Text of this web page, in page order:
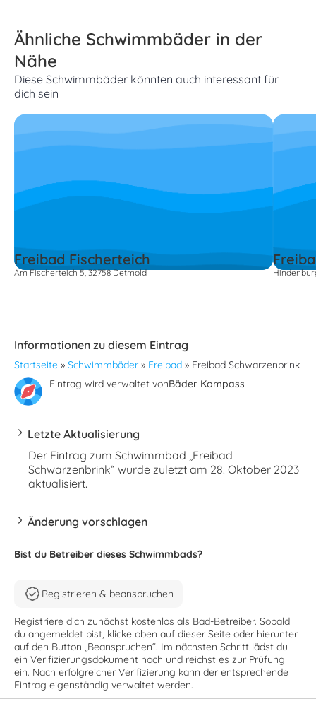
Ähnliche Schwimmbäder in der
Nähe
Diese Schwimmbäder könnten auch interessant für
dich sein
Freibad Fischerteich
Am Fischerteich 5, 32758 Detmold
Informationen zu diesem Eintrag
Startseite » Schwimmbäder » Freibad » Freibad Schwarzenbrink
Eintrag wird verwaltet vonBäder Kompass
Letzte Aktualisierung
Der Eintrag zum Schwimmbad „Freibad
Schwarzenbrink“ wurde zuletzt am 28. Oktober 2023
aktualisiert.
Änderung vorschlagen
Bist du Betreiber dieses Schwimmbads?
Registrieren & beanspruchen
Registriere dich zunächst kostenlos als Bad-Betreiber. Sobald
du angemeldet bist, klicke oben auf dieser Seite oder hierunter
auf den Button „Beanspruchen“. Im nächsten Schritt lädst du
ein Verifizierungsdokument hoch und reichst es zur Prüfung
ein. Nach erfolgreicher Verifizierung kann der entsprechende
Eintrag eigenständig verwaltet werden.